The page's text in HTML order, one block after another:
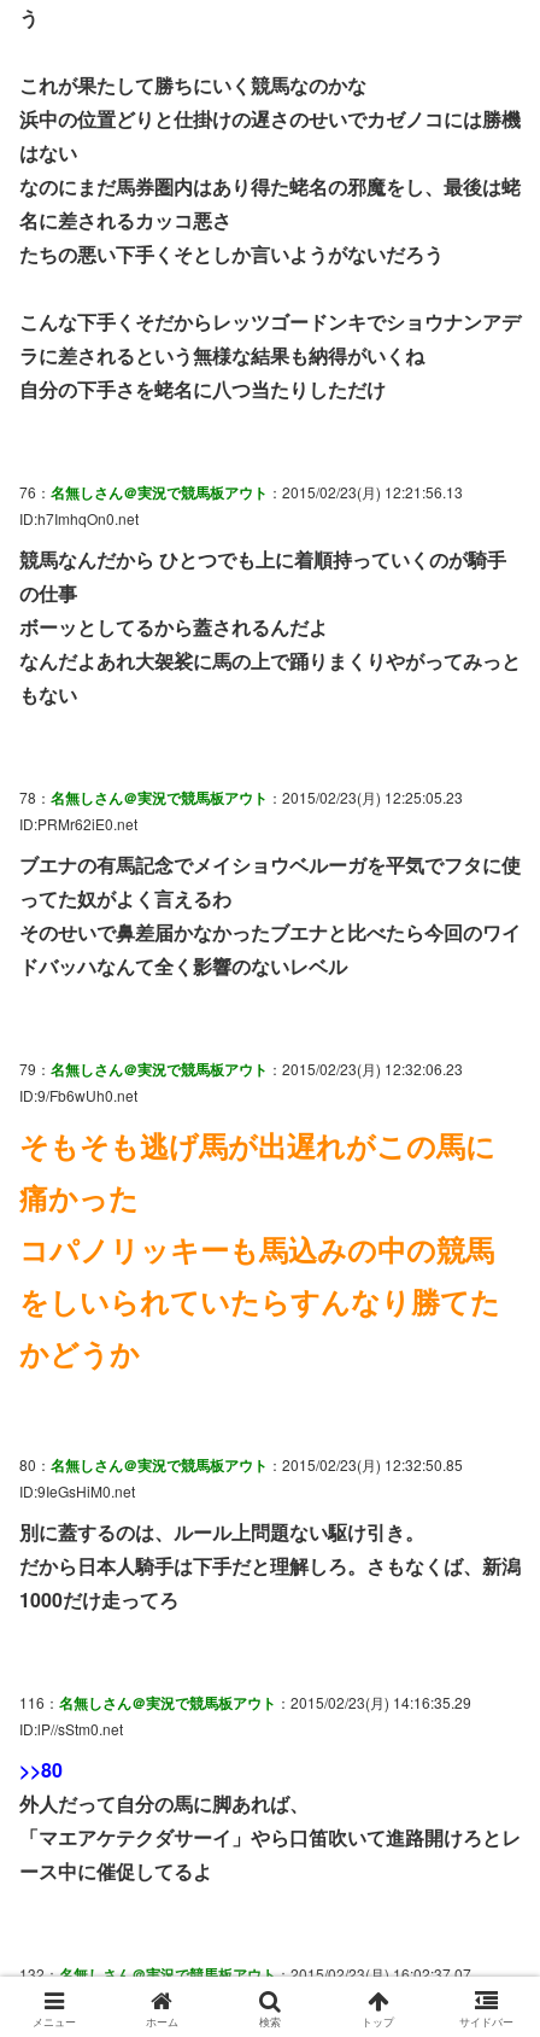
う
これが果たして勝ちにいく競馬なのかな
浜中の位置どりと仕掛けの遅さのせいでカゼノコには勝機
はない
なのにまだ馬券圏内はあり得た蛯名の邪魔をし、最後は蛯
名に差されるカッコ悪さ
たちの悪い下手くそとしか言いようがないだろう
こんな下手くそだからレッツゴードンキでショウナンアデ
ラに差されるという無様な結果も納得がいくね
自分の下手さを蛯名に八つ当たりしただけ
76： 名無しさん＠実況で競馬板アウト ：2015/02/23(月) 12:21:56.13
ID:h7ImhqOn0.net
競馬なんだから ひとつでも上に着順持っていくのが騎手
の仕事
ボーッとしてるから蓋されるんだよ
なんだよあれ大袈裟に馬の上で踊りまくりやがってみっと
もない
78： 名無しさん＠実況で競馬板アウト ：2015/02/23(月) 12:25:05.23
ID:PRMr62iE0.net
ブエナの有馬記念でメイショウベルーガを平気でフタに使
ってた奴がよく言えるわ
そのせいで鼻差届かなかったブエナと比べたら今回のワイ
ドバッハなんて全く影響のないレベル
79： 名無しさん＠実況で競馬板アウト ：2015/02/23(月) 12:32:06.23
ID:9/Fb6wUh0.net
そもそも逃げ馬が出遅れがこの馬に
痛かった
コパノリッキーも馬込みの中の競馬
をしいられていたらすんなり勝てた
かどうか
80： 名無しさん＠実況で競馬板アウト ：2015/02/23(月) 12:32:50.85
ID:9IeGsHiM0.net
別に蓋するのは、ルール上問題ない駆け引き。
だから日本人騎手は下手だと理解しろ。さもなくば、新潟
1000だけ走ってろ
116： 名無しさん＠実況で競馬板アウト ：2015/02/23(月) 14:16:35.29
ID:lP//sStm0.net
>>80
外人だって自分の馬に脚あれば、
「マエアケテクダサーイ」やら口笛吹いて進路開けろとレ
ース中に催促してるよ
132：名無しさん＠実況で競馬板アウト：2015/02/23(月) 16:02:37.07
ID:HRBjYcEI0.net
メニュー ホーム 検索 トップ サイドバー